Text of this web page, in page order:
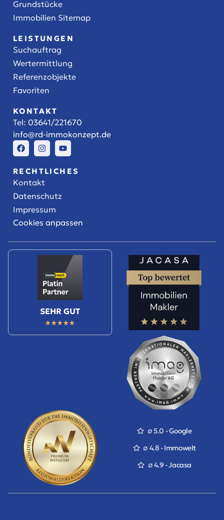
Grundstücke
Immobilien Sitemap
LEISTUNGEN
Suchauftrag
Wertermittlung
Referenzobjekte
Favoriten
KONTAKT
Tel: 03641/221670
info@rd-immokonzept.de
RECHTLICHES
Kontakt
Datenschutz
Impressum
Cookies anpassen
SEHR GUT
★★★★★
∅ 5.0 - Google
∅ 4.8 - Immowelt
∅ 4.9 - Jacasa